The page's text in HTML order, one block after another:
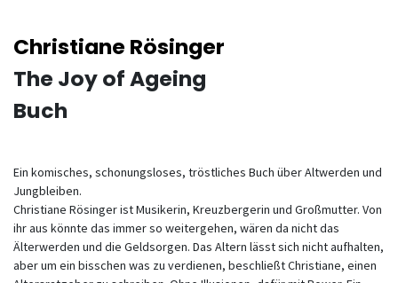
Christiane Rösinger
The Joy of Ageing
Buch
Ein komisches, schonungsloses, tröstliches Buch über Altwerden und
Jungbleiben.
Christiane Rösinger ist Musikerin, Kreuzbergerin und Großmutter. Von
ihr aus könnte das immer so weitergehen, wären da nicht das
Älterwerden und die Geldsorgen. Das Altern lässt sich nicht aufhalten,
aber um ein bisschen was zu verdienen, beschließt Christiane, einen